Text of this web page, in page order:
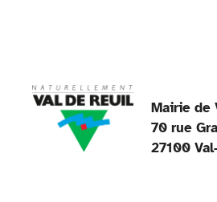
Mairie de
70 rue
27100